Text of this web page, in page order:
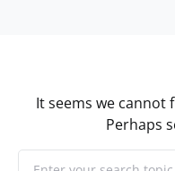
It seems we cannot
Perhaps
When autocomplete